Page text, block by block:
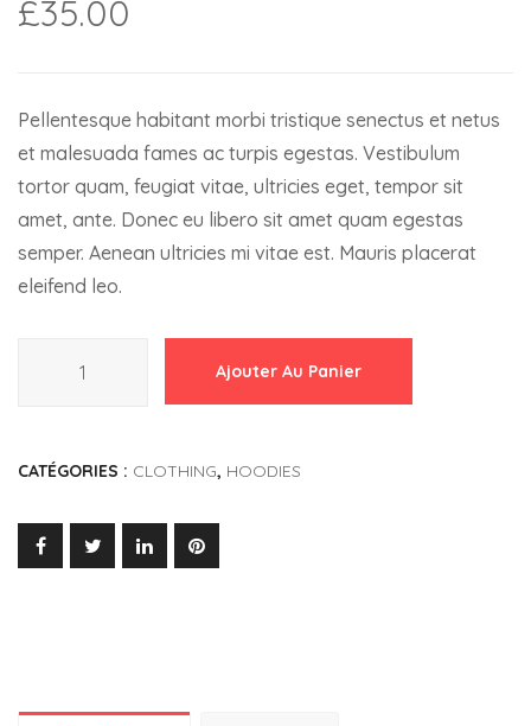
sur 5
£35.00
Pellentesque habitant morbi tristique senectus et netus
et malesuada fames ac turpis egestas. Vestibulum
tortor quam, feugiat vitae, ultricies eget, tempor sit
amet, ante. Donec eu libero sit amet quam egestas
semper. Aenean ultricies mi vitae est. Mauris placerat
eleifend leo.
Ajouter Au Panier
CATÉGORIES : CLOTHING, HOODIES